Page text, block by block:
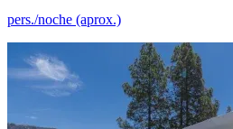
pers./noche (aprox.)